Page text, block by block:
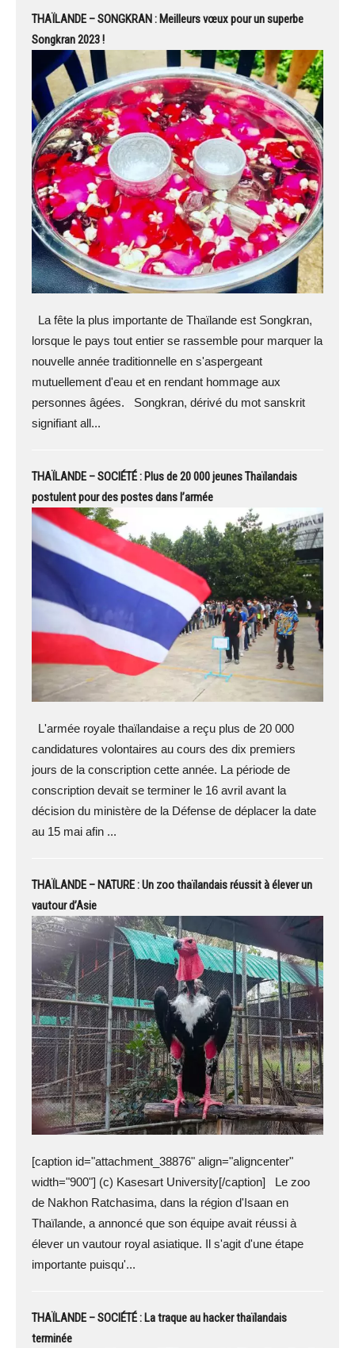
THAÏLANDE – SONGKRAN : Meilleurs vœux pour un superbe
Songkran 2023 !
La fête la plus importante de Thaïlande est Songkran,
lorsque le pays tout entier se rassemble pour marquer la
nouvelle année traditionnelle en s'aspergeant
mutuellement d'eau et en rendant hommage aux
personnes âgées. Songkran, dérivé du mot sanskrit
signifiant all...
THAÏLANDE – SOCIÉTÉ : Plus de 20 000 jeunes Thaïlandais
postulent pour des postes dans l’armée
L'armée royale thaïlandaise a reçu plus de 20 000
candidatures volontaires au cours des dix premiers
jours de la conscription cette année. La période de
conscription devait se terminer le 16 avril avant la
décision du ministère de la Défense de déplacer la date
au 15 mai afin ...
THAÏLANDE – NATURE : Un zoo thaïlandais réussit à élever un
vautour d’Asie
[caption id="attachment_38876" align="aligncenter"
width="900"] (c) Kasesart University[/caption] Le zoo
de Nakhon Ratchasima, dans la région d'Isaan en
Thaïlande, a annoncé que son équipe avait réussi à
élever un vautour royal asiatique. Il s'agit d'une étape
importante puisqu'...
THAÏLANDE – SOCIÉTÉ : La traque au hacker thaïlandais
terminée